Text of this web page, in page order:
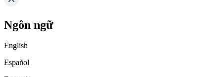
Ngôn ngữ
English
Español